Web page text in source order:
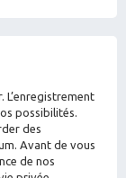
L’enregistrement
possibilités.
des
Avant de vous
de nos